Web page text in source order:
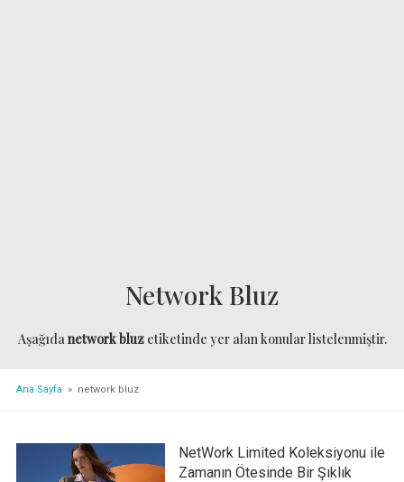
Network Bluz
Aşağıdanetwork bluzetiketinde yer alan konular listelenmiştir.
Ana Sayfa » network bluz
NetWork Limited Koleksiyonu ile
Zamanın Ötesinde Bir Şıklık